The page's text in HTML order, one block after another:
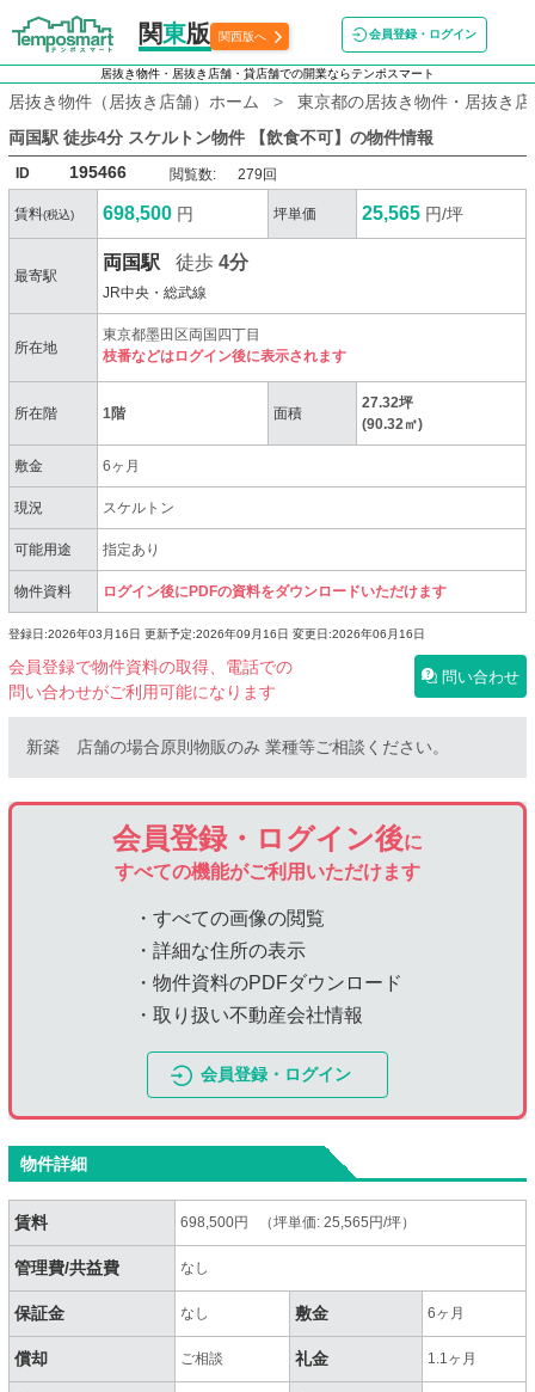
関東版 関西版へ 会員登録・ログイン
居抜き物件・居抜き店舗・貸店舗での開業ならテンポスマート
居抜き物件（居抜き店舗）ホーム
東京都の居抜き物件・居抜き
両国駅 徒歩4分 スケルトン物件 【飲食不可】 の物件情報
ID 195466 閲覧数: 279回
賃料(税込) 698,500 円 坪単価 25,565 円/坪
最寄駅
両国駅 徒歩4分
JR中央・総武線
所在地
東京都墨田区両国四丁目
枝番などはログイン後に表示されます
所在階 1階 面積
27.32坪
(90.32㎡)
敷金 6ヶ月
現況 スケルトン
可能用途 指定あり
物件資料 ログイン後にPDFの資料をダウンロードいただけます
登録日:2026年03月16日 更新予定:2026年09月16日 変更日:2026年06月16日
会員登録で物件資料の取得、電話での
問い合わせがご利用可能になります
問い合わせ
新築 店舗の場合原則物販のみ 業種等ご相談ください。
会員登録・ログイン後に
すべての機能がご利用いただけます
・すべての画像の閲覧
・詳細な住所の表示
・物件資料のPDFダウンロード
・取り扱い不動産会社情報
会員登録・ログイン
物件詳細
賃料 698,500円 （坪単価: 25,565円/坪）
管理費/共益費 なし
保証金 なし 敷金 6ヶ月
償却 ご相談 礼金 1.1ヶ月